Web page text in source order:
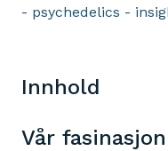
- psychedelics -
Innhold
Vår